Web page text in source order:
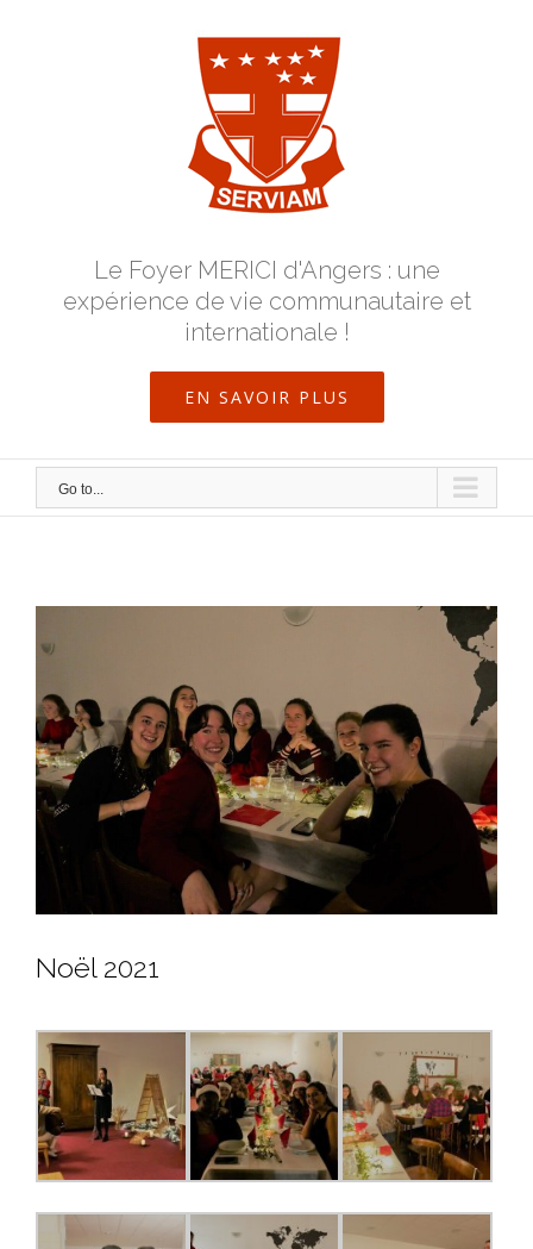
Le Foyer MERICI d'Angers : une
expérience de vie communautaire et
internationale !
EN SAVOIR PLUS
Go to...
Larger
Image
Noël 2021